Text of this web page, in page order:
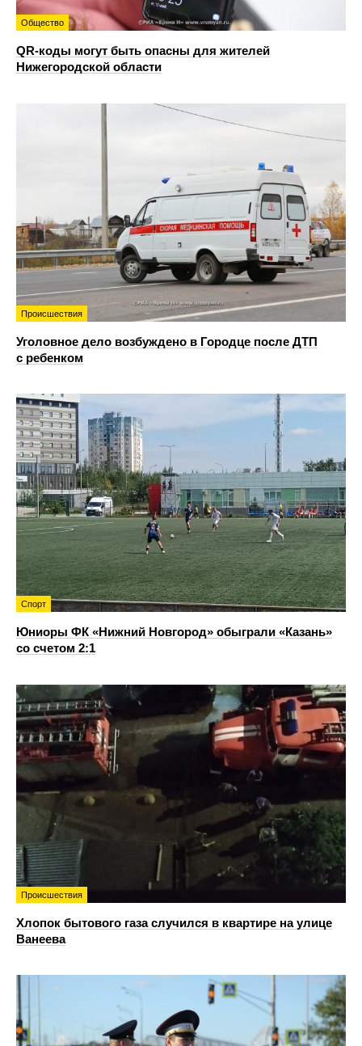
Общество
QR-коды могут быть опасны для жителей
Нижегородской области
Происшествия
Уголовное дело возбуждено в Городце после ДТП
с ребенком
Спорт
Юниоры ФК «Нижний Новгород» обыграли «Казань»
со счетом 2:1
Происшествия
Хлопок бытового газа случился в квартире на улице
Ванеева